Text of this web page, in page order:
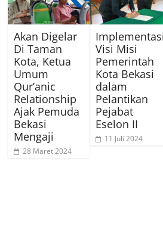
Akan Digelar
Di Taman
Kota, Ketua
Umum
Qur’anic
Relationship
Ajak Pemuda
Bekasi
Mengaji
28 Maret 2024
Implementasi
Visi Misi
Pemerintah
Kota Bekasi
dalam
Pelantikan
Pejabat
Eselon II
11 Juli 2024